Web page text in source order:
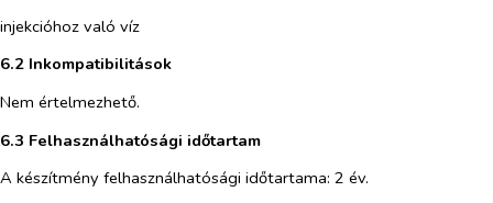
injekcióhoz való víz
6.2 Inkompatibilitások
Nem értelmezhető.
6.3 Felhasználhatósági időtartam
A készítmény felhasználhatósági időtartama: 2 év.